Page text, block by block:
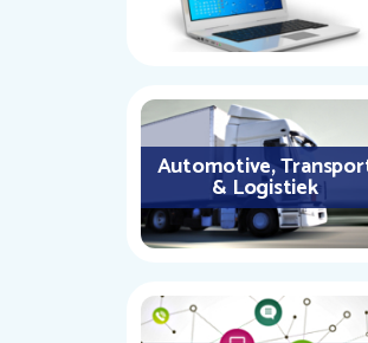
Automotive,
& Logistiek